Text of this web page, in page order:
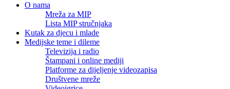
O nama
Mreža za MIP
Lista MIP stručnjaka
Kutak za djecu i mlade
Medijske teme i dileme
Televizija i radio
Štampani i online mediji
Platforme za dijeljenje videozapisa
Društvene mreže